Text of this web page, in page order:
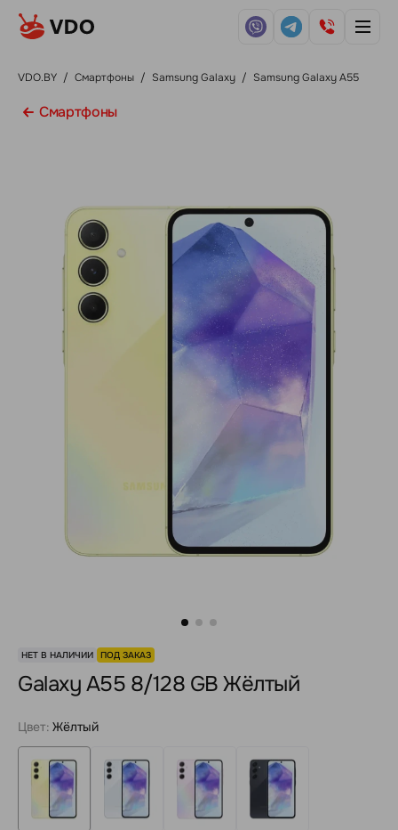
VDO.BY / Смартфоны / Samsung Galaxy / Samsung Galaxy A55
Смартфоны
НЕТ В НАЛИЧИИ ПОД ЗАКАЗ
Galaxy A55 8/128 GB Жёлтый
Цвет: Жёлтый